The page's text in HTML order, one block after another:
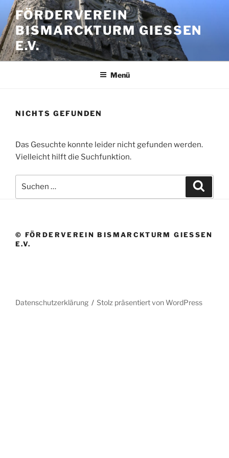
Zum
Inhalt
springen
FÖRDERVEREIN
BISMARCKTURM GIESSEN E
.V.
Menü
NICHTS GEFUNDEN
Das Gesuchte konnte leider nicht gefunden werden.
Vielleicht hilft die Suchfunktion.
nach:
© FÖRDERVEREIN BISMARCKTURM GIESSEN E
.V.
Datenschutzerklärung Stolz präsentiert von WordPress